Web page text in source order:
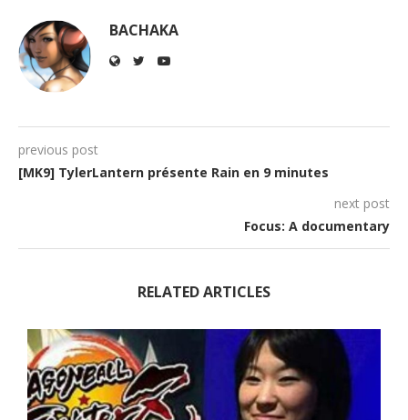
BACHAKA
previous post
[MK9] TylerLantern présente Rain en 9 minutes
next post
Focus: A documentary
RELATED ARTICLES